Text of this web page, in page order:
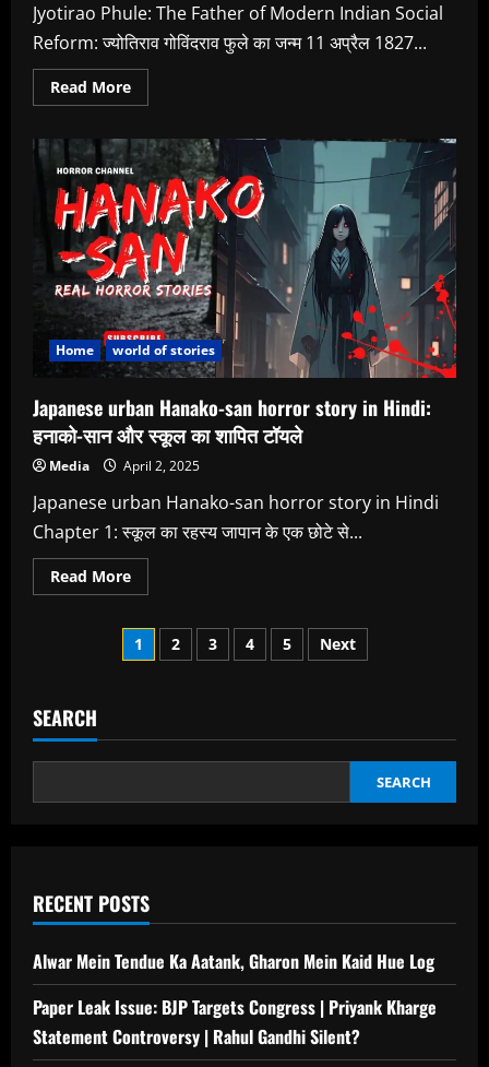
Jyotirao Phule: The Father of Modern Indian Social
Reform: ज्योतिराव गोविंदराव फुले का जन्म 11 अप्रैल 1827...
Read MoreRead
more
Phule:
The
Father
of
Modern
Indian
Social
Reform,
जाने
कैसा
रहा
ज्योतिराव
फुले
जी
का
जीवन
Home world of stories
Japanese urban Hanako-san horror story in Hindi:
हनाको-सान और स्कूल का शापित टॉयले
Media April 2, 2025
Japanese urban Hanako-san horror story in Hindi
Chapter 1: स्कूल का रहस्य जापान के एक छोटे से...
Read MoreRead
more
urban
Hanako-
san
हनाको-
सान
का
Posts
1 2 3 4 5 Next
SEARCH
SEARCH
RECENT POSTS
Alwar Mein Tendue Ka Aatank, Gharon Mein Kaid Hue Log
Paper Leak Issue: BJP Targets Congress | Priyank Kharge
Statement Controversy | Rahul Gandhi Silent?